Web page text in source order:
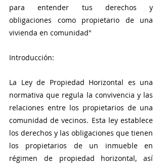
para entender tus derechos y
obligaciones como propietario de una
vivienda en comunidad"
Introducción:
La Ley de Propiedad Horizontal es una
normativa que regula la convivencia y las
relaciones entre los propietarios de una
comunidad de vecinos. Esta ley establece
los derechos y las obligaciones que tienen
los propietarios de un inmueble en
régimen de propiedad horizontal, así